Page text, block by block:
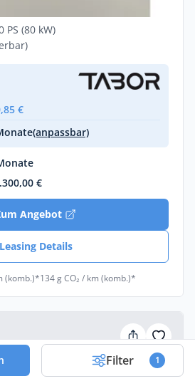
Filter 1
PS (80 kW)
€
(anpassbar)
€
Angebot
Leasing Details
(komb.)*134 g CO₂ / km (komb.)*